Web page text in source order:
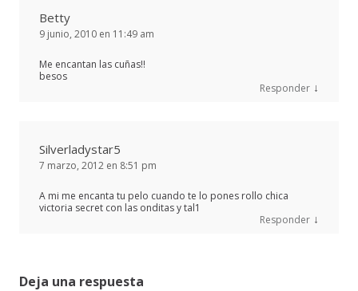
Betty
9 junio, 2010 en 11:49 am
Me encantan las cuñas!!
besos
Responder ↓
Silverladystar5
7 marzo, 2012 en 8:51 pm
A mi me encanta tu pelo cuando te lo pones rollo chica
victoria secret con las onditas y tal1
Responder ↓
Deja una respuesta